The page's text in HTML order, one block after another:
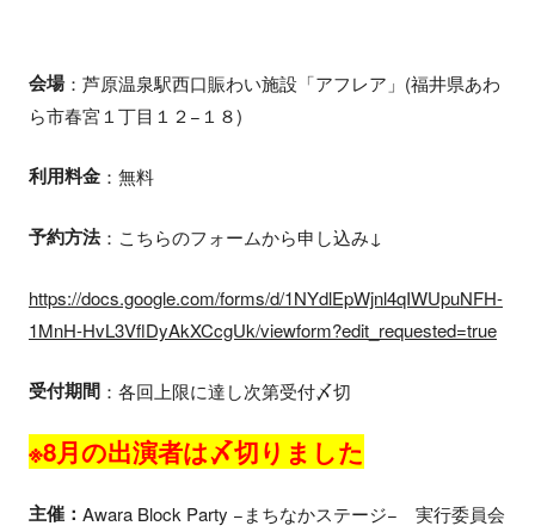
会場：芦原温泉駅西口賑わい施設「アフレア」(福井県あわ
ら市春宮１丁目１２−１８)
利用料金 ：無料
予約方法：こちらのフォームから申し込み↓
https://docs.google.com/forms/d/1NYdlEpWjnl4qIWUpuNFH-
1MnH-HvL3VflDyAkXCcgUk/viewform?edit_requested=true
受付期間 ：各回上限に達し次第受付〆切
※8月の出演者は〆切りました
主催： Awara Block Party −まちなかステージ− 実行委員会